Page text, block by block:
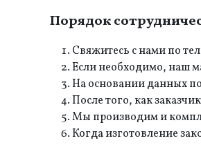
Порядок
Свяжитесь с нами по
Если необходимо, наш
На основании данных
После того, как
Мы производим и
Когда изготовление